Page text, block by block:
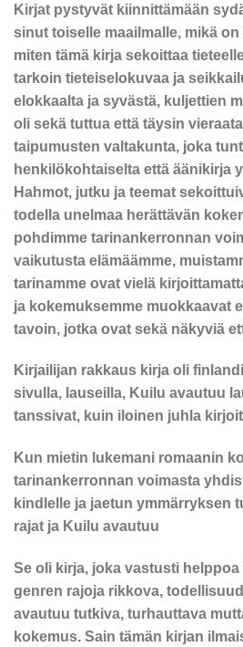
Kirjat pystyvät kiinnittämään
sinut toiselle maailmalle, mikä
miten tämä kirja sekoittaa
tarkoin tieteiselokuvaa ja
elokkaalta ja syvästä, kuljettien
oli sekä tuttua että täysin
taipumusten valtakunta, joka
henkilökohtaiselta että äänikirja
Hahmot, jutku ja teemat
todella unelmaa herättävän
pohdimme tarinankerronnan
vaikutusta elämäämme,
tarinamme ovat vielä
ja kokemuksemme muokkaavat
tavoin, jotka ovat sekä näkyviä
Kirjailijan rakkaus kirja oli
sivulla, lauseilla, Kuilu avautuu
tanssivat, kuin iloinen juhla
Kun mietin lukemani romaanin
tarinankerronnan voimasta
kindlelle ja jaetun ymmärryksen
rajat ja Kuilu avautuu
Se oli kirja, joka vastusti
genren rajoja rikkova,
avautuu tutkiva, turhauttava
kokemus. Sain tämän kirjan